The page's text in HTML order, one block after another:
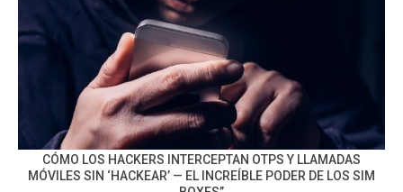
CÓMO LOS HACKERS INTERCEPTAN OTPS Y LLAMADAS
MÓVILES SIN ‘HACKEAR’ — EL INCREÍBLE PODER DE LOS SIM